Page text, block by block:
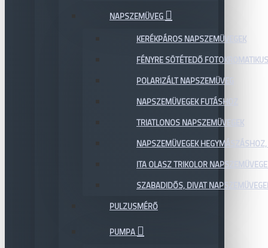
NAPSZEMÜVEG
KERÉKPÁROS NAPSZEMÜVEGEK
FÉNYRE SÖTÉTEDŐ
POLARIZÁLT NAPSZEMÜVEG
NAPSZEMÜVEGEK FUTÁSHOZ
TRIATLONOS NAPSZEMÜVEGEK
NAPSZEMÜVEGEK
ITA OLASZ TRIKOLOR
SZABADIDŐS, DIVAT
PULZUSMÉRŐ
PUMPA